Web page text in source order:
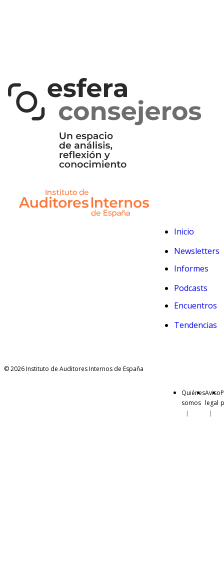
Inicio
Newsletters
Informes
Podcasts
Encuentros
Tendencias
© 2026 Instituto de Auditores Internos de España
Quiénes
somos
Aviso
legal